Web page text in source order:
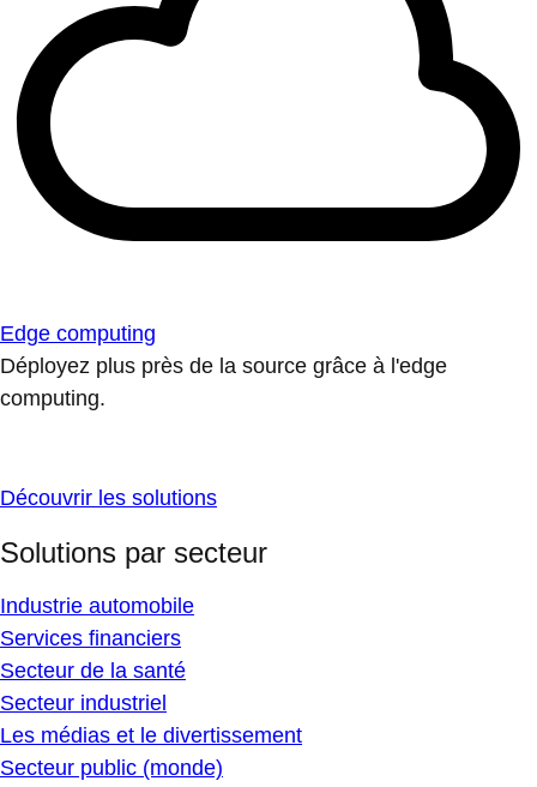
Edge computing
Déployez plus près de la source grâce à l'edge
computing.
Découvrir les solutions
Solutions par secteur
Industrie automobile
Services financiers
Secteur de la santé
Secteur industriel
Les médias et le divertissement
Secteur public (monde)